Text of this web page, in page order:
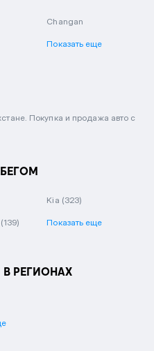
Changan
Показать еще
Покупка и продажа авто с
Kia (323)
(139) Показать еще
РЕГИОНАХ